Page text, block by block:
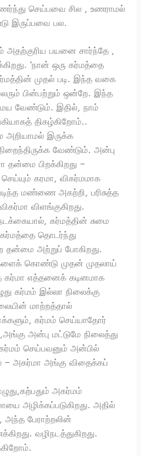
செய்பவை சில , உணராமல்
இருப்பவை பல.
அதற்குரிய பயனை சார்ந்தே ,
‘நான் ஒரு கர்மத்தை
முதல் படி. இந்த வகை
பின்பற்றும் ஒன்றே. இந்த
வேண்டும். இதில், நாம்
திகழ்கிறோம்..
அறியாமல் இருக்க
வேண்டும். அன்பு
தன்மை பிறக்கிறது –
கரமா, விகர்மமாக
மண்ணை அகற்றி, பரிசுத்த
விளங்குகிறது.
கர்மத்தின் சுமை
தொடர்ந்து
தன்மை அற்றுப் போகிறது.
கொண்டு முதன் முதலாய்
கர்மா எத்தனைக் கடினமாக
கர்மம் இல்லா நிலைக்கு
மாற்றத்தால்
கர்மம் செய்யாதோர்
அன்பு மட்டுமே நிலைத்து
கர்மம் செய்பவனும் அன்பில்
அகர்மா அங்கு விதைக்கப்
அகர்மம்
அழிக்கப்படுகிறது. அதில்
பேராற்றலின்
வழிநடத்துகிறது.